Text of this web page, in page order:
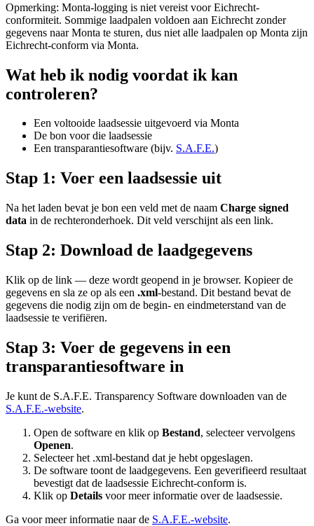
Opmerking: Monta-logging is niet vereist voor Eichrecht-
conformiteit. Sommige laadpalen voldoen aan Eichrecht zonder
gegevens naar Monta te sturen, dus niet alle laadpalen op Monta zijn
Eichrecht-conform via Monta.
Wat heb ik nodig voordat ik kan
controleren?
Een voltooide laadsessie uitgevoerd via Monta
De bon voor die laadsessie
Een transparantiesoftware (bijv. S.A.F.E.)
Stap 1: Voer een laadsessie uit
Na het laden bevat je bon een veld met de naam Charge signed
data in de rechteronderhoek. Dit veld verschijnt als een link.
Stap 2: Download de laadgegevens
Klik op de link — deze wordt geopend in je browser. Kopieer de
gegevens en sla ze op als een .xml-bestand. Dit bestand bevat de
gegevens die nodig zijn om de begin- en eindmeterstand van de
laadsessie te verifiëren.
Stap 3: Voer de gegevens in een
transparantiesoftware in
Je kunt de S.A.F.E. Transparency Software downloaden van de
S.A.F.E.-website.
Open de software en klik op Bestand, selecteer vervolgens
Openen.
Selecteer het .xml-bestand dat je hebt opgeslagen.
De software toont de laadgegevens. Een geverifieerd resultaat
bevestigt dat de laadsessie Eichrecht-conform is.
Klik op Details voor meer informatie over de laadsessie.
Ga voor meer informatie naar de S.A.F.E.-website.